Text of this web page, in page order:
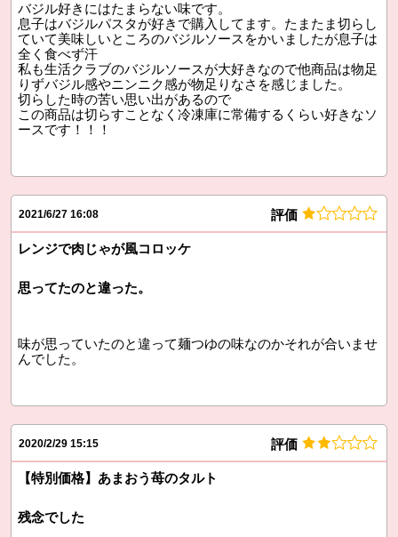
バジル好きにはたまらない味です。
息子はバジルパスタが好きで購入してます。たまたま切らし
ていて美味しいところのバジルソースをかいましたが息子は
全く食べず汗
私も生活クラブのバジルソースが大好きなので他商品は物足
りずバジル感やニンニク感が物足りなさを感じました。
切らした時の苦い思い出があるので
この商品は切らすことなく冷凍庫に常備するくらい好きなソ
ースです！！！
2021/6/27 16:08 評価
レンジで肉じゃが風コロッケ
思ってたのと違った。
味が思っていたのと違って麺つゆの味なのかそれが合いませ
んでした。
2020/2/29 15:15 評価
【特別価格】あまおう苺のタルト
残念でした